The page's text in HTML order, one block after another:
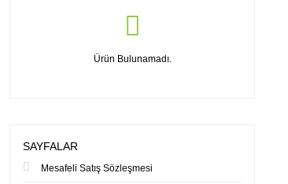
Ürün Bulunamadı.
SAYFALAR
Mesafeli Satış Sözleşmesi